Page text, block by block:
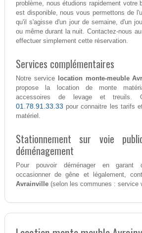
problème, nous étudions rapidement votre
est disponible, nous vous permettons de
qu'il s'agisse d'un jour de semaine, d'un
ou même durant la nuit. Contactez-nous
effectuer simplement cette réservation.
Services complémentaires
Notre service location monte-meuble
propose la location de monte
accessoires de levage et treuils.
01.78.91.33.33 pour connaitre les tarifs
matériel.
Stationnement sur voie
déménagement
Pour pouvoir déménager en garant
occasionner de gêne et légalement,
Avrainville(selon les communes : service